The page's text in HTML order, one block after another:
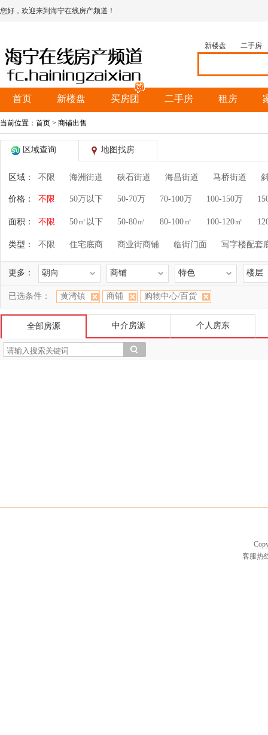
您好，欢迎来到海宁在线房产频道！
新楼盘 二手房
首页 新楼盘 买房团 二手房 租房
当前位置： 首页 > 商铺出售
区域查询 地图找房
区域： 不限 海洲街道 硖石街道 海昌街道 马桥街道
价格： 不限 50万以下 50-70万 70-100万 100-150万
面积： 不限 50㎡以下 50-80㎡ 80-100㎡ 100-120㎡
类型： 不限 住宅底商 商业街商铺 临街门面 写字楼配套
更多： 朝向 商铺 特色 楼层
已选条件： 黄湾镇 商铺 购物中心/百货
全部房源 中介房源 个人房东
客服热